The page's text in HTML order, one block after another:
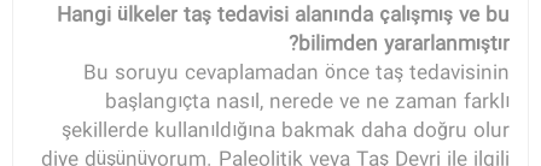
Hangi ülkeler taş tedavisi alanında çalışmış ve bu
bilimden yararlanmıştır?
Bu soruyu cevaplamadan önce taş tedavisinin
başlangıçta nasıl, nerede ve ne zaman farklı
şekillerde kullanıldığına bakmak daha doğru olur